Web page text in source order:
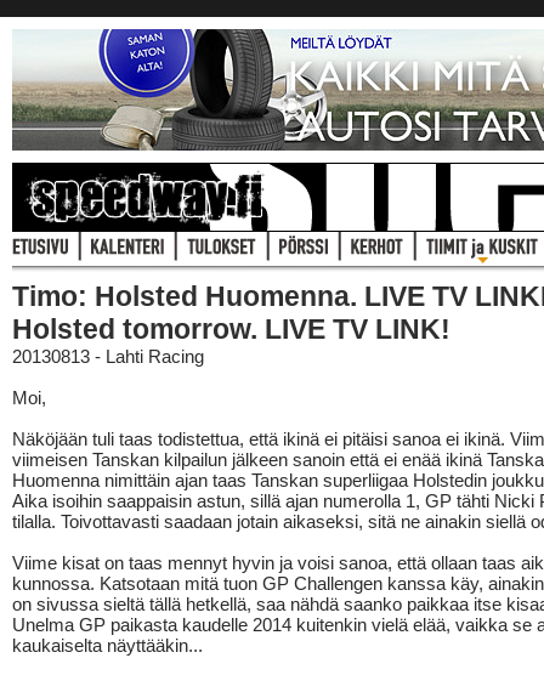
Timo: Holsted Huomenna. LIVE TV
Holsted tomorrow. LIVE TV LINK!
20130813 - Lahti Racing
Moi,
Näköjään tuli taas todistettua, että ikinä ei pitäisi sanoa ei ikinä.
viimeisen Tanskan kilpailun jälkeen sanoin että ei enää ikinä
Huomenna nimittäin ajan taas Tanskan superliigaa Holstedin
Aika isoihin saappaisin astun, sillä ajan numerolla 1, GP tähti Nicki
tilalla. Toivottavasti saadaan jotain aikaseksi, sitä ne ainakin siellä
Viime kisat on taas mennyt hyvin ja voisi sanoa, että ollaan taas
kunnossa. Katsotaan mitä tuon GP Challengen kanssa käy,
on sivussa sieltä tällä hetkellä, saa nähdä saanko paikkaa itse
Unelma GP paikasta kaudelle 2014 kuitenkin vielä elää, vaikka se
kaukaiselta näyttääkin...